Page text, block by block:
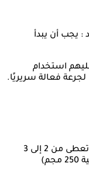
: يجب أن يبدأ
استخدام
لجرعة فعالة سريريًا.
مبدئيًا ، 15 مجم / كجم / يوم عن طريق الفم (تعطى من 2 إلى 3